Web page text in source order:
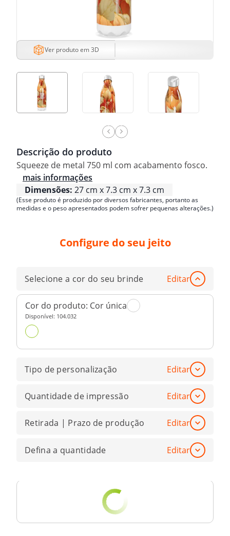
Ver produto em 3D
Descrição do produto
Squeeze de metal 750 ml com acabamento fosco.
mais informações
Dimensões: 27 cm x 7.3 cm x 7.3 cm
(Esse produto é produzido por diversos fabricantes, portanto as
medidas e o peso apresentados podem sofrer pequenas alterações.)
Configure do seu jeito
Selecione a cor do seu brinde Editar
Cor do produto: Cor única
Disponível: 104.032
Tipo de personalização Editar
Quantidade de impressão Editar
Retirada | Prazo de produção Editar
Defina a quantidade Editar